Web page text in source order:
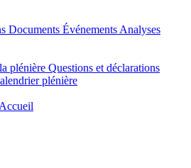
Documents ÉvénementsAnalyses
plénière Questions et déclarations
plénière